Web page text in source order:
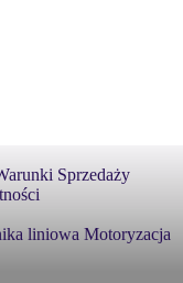
Sprzedaży
liniowa Motoryzacja